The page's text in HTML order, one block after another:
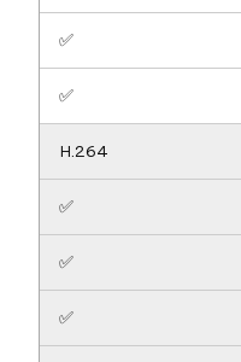
✅
✅
H.264
✅
✅
✅